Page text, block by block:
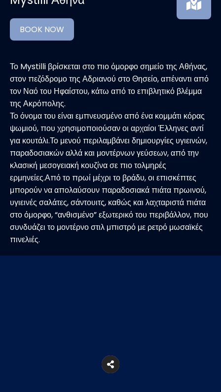
BOOK NOW
Το Mystilli βρίσκεται στο πιο όμορφο σημείο της Αθήνας,
στον πεζόδρομο της Αδριανού στο Θησείο, απέναντι από
τον Ναό του Ηφαίστου, κάτω από το επιβλητικό βλέμμα
της Ακρόπολης.
Το όνομα του είναι εμπνευσμένο από ένα κομμάτι κόρας
ψωμιού, που χρησιμοποιούσαν οι αρχαίοι Έλληνες αντί
για κουτάλι.Το μενού περιλαμβάνει δημιουργίες υγιεινών,
παραδοσιακών αλλά και μοντέρνων γεύσεων, από την
κλασική μεσογειακή κουζίνα σε πιο τολμηρές
ερμηνείες.Από το πρωί μέχρι το βράδυ, οι επισκέπτες
μπορούν να απολαύσουν παραδοσιακά πιάτα πρωινού,
υγιεινές σαλάτες, σάντουιτς, καθώς και λαχταριστά πιάτα
στο όμορφο, “ανθισμένο” εξωτερικό του περιβάλλον, που
συνδυάζει το μοντέρνο στιλ μπιστρό με ρετρό μωσαϊκές
πινελιές.